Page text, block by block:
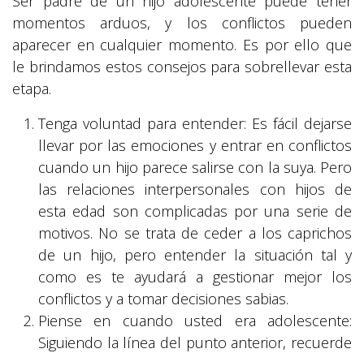
momentos arduos, y los conflictos pueden
aparecer en cualquier momento. Es por ello que
le brindamos estos consejos para sobrellevar esta
etapa.
Tenga voluntad para entender: Es fácil dejarse
llevar por las emociones y entrar en conflictos
cuando un hijo parece salirse con la suya. Pero
las relaciones interpersonales con hijos de
esta edad son complicadas por una serie de
motivos. No se trata de ceder a los caprichos
de un hijo, pero entender la situación tal y
como es te ayudará a gestionar mejor los
conflictos y a tomar decisiones sabias.
Piense en cuando usted era adolescente:
Siguiendo la línea del punto anterior, recuerde